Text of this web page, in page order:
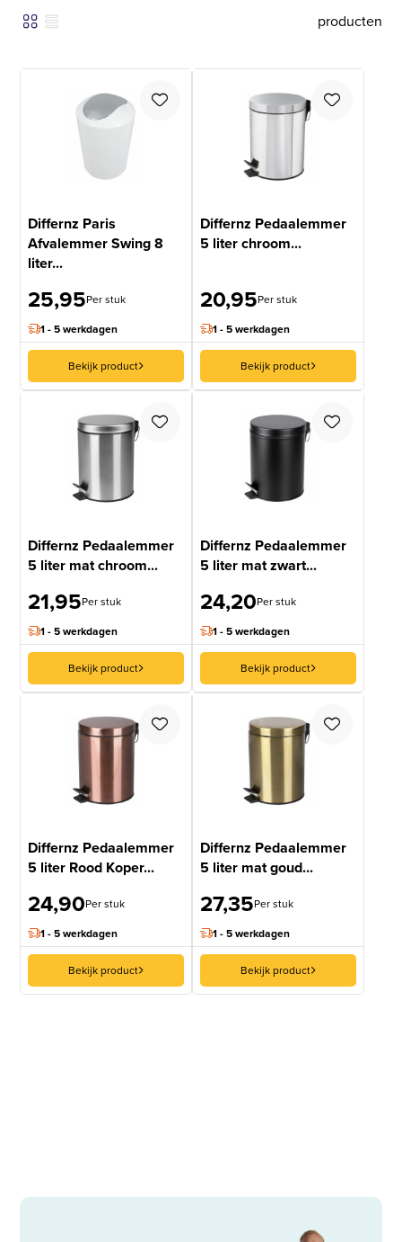
producten
Differnz Paris
Afvalemmer Swing 8
liter...
25,95Per stuk
1 - 5 werkdagen
Bekijk product
Differnz Pedaalemmer
5 liter chroom...
20,95Per stuk
1 - 5 werkdagen
Bekijk product
Differnz Pedaalemmer
5 liter mat chroom...
21,95Per stuk
1 - 5 werkdagen
Bekijk product
Differnz Pedaalemmer
5 liter mat zwart...
24,20Per stuk
1 - 5 werkdagen
Bekijk product
Differnz Pedaalemmer
5 liter Rood Koper...
24,90Per stuk
1 - 5 werkdagen
Bekijk product
Differnz Pedaalemmer
5 liter mat goud...
27,35Per stuk
1 - 5 werkdagen
Bekijk product